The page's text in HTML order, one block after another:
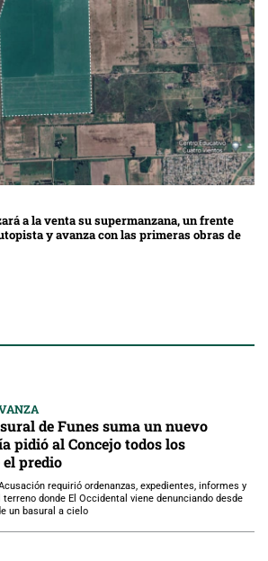
a la venta su supermanzana, un frente
y avanza con las primeras obras de
de Funes suma un nuevo
pidió al Concejo todos los
el predio
requirió ordenanzas, expedientes, informes y
donde El Occidental viene denunciando desde
un basural a cielo